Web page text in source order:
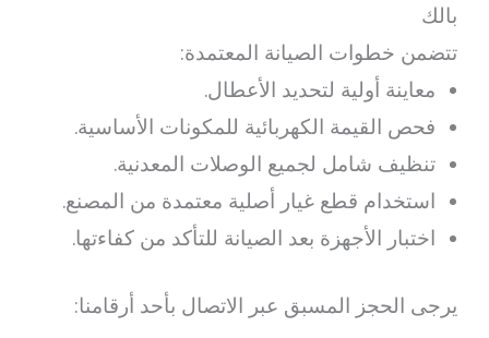
بالك
تتضمن خطوات الصيانة المعتمدة:
معاينة أولية لتحديد الأعطال.
فحص القيمة الكهربائية للمكونات الأساسية.
تنظيف شامل لجميع الوصلات المعدنية.
استخدام قطع غيار أصلية معتمدة من المصنع.
اختبار الأجهزة بعد الصيانة للتأكد من كفاءتها.
يرجى الحجز المسبق عبر الاتصال بأحد أرقامنا: